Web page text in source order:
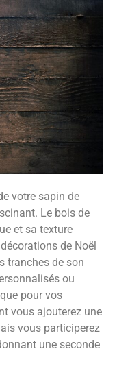
votre sapin de
Le bois de
et sa texture
de Noël
tranches de son
ou
pour vos
vous ajouterez une
vous participerez
une seconde